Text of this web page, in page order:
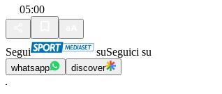
05:00
Segui suSeguici su
whatsapp discover